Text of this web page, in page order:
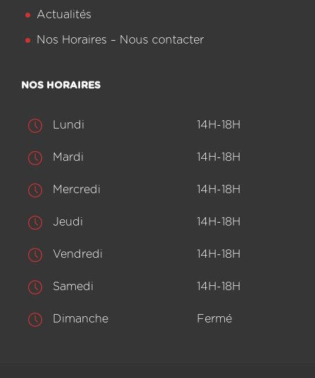
Actualités
Nos Horaires – Nous contacter
NOS HORAIRES
Lundi 14H-18H
Mardi 14H-18H
Mercredi 14H-18H
Jeudi 14H-18H
Vendredi 14H-18H
Samedi 14H-18H
Dimanche Fermé